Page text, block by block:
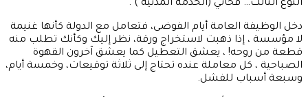
النوع الثالث… قحاتي (الخدمة المدنية ) .
دخل الوظيفة العامة أيام الفوضى، فتعامل مع الدولة كأنها غنيمة
لا مؤسسة ، إذا ذهبت لاستخراج ورقة، نظر إليك وكأنك تطلب منه
قطعة من روحه! ، يعشق التعطيل كما يعشق آخرون القهوة
الصباحية ، كل معاملة عنده تحتاج إلى ثلاثة توقيعات، وخمسة أيام،
وسبعة أسباب للفشل.